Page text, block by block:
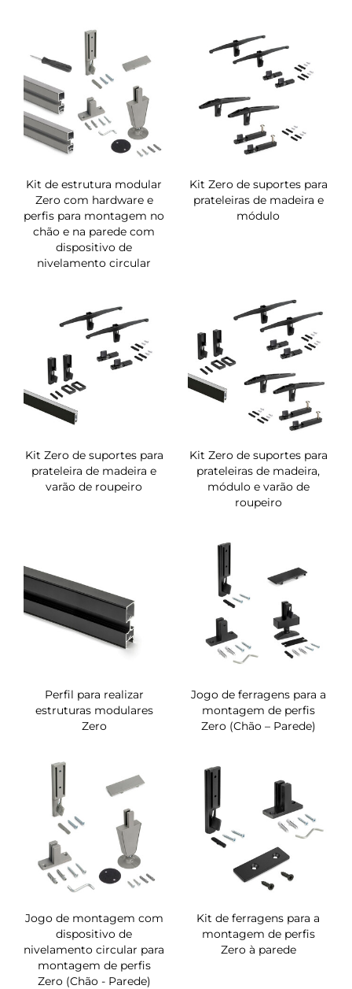
Kit de estrutura modular
Zero com hardware e
perfis para montagem no
chão e na parede com
dispositivo de
nivelamento circular
Kit Zero de suportes para
prateleiras de madeira e
módulo
Kit Zero de suportes para
prateleira de madeira e
varão de roupeiro
Kit Zero de suportes para
prateleiras de madeira,
módulo e varão de
roupeiro
Perfil para realizar
estruturas modulares
Zero
Jogo de ferragens para a
montagem de perfis
Zero (Chão – Parede)
Jogo de montagem com
dispositivo de
nivelamento circular para
montagem de perfis
Zero (Chão - Parede)
Kit de ferragens para a
montagem de perfis
Zero à parede